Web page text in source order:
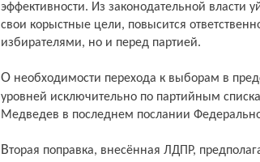
эффективности. Из законодательной
свои корыстные цели, повысится
избирателями, но и перед партией.
О необходимости перехода к выборам в представительные органы власти всех
уровней исключительно по партийным
Медведев в последнем послании
Вторая поправка, внесённая ЛДПР, предполагает дополнить проект регионального